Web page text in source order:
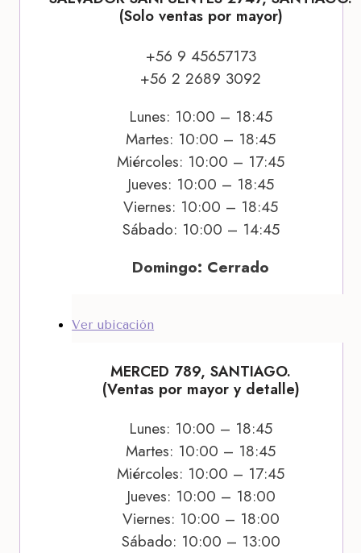
(Solo ventas por mayor)
+56 9 45657173
+56 2 2689 3092
Lunes: 10:00 – 18:45
Martes: 10:00 – 18:45
Miércoles: 10:00 – 17:45
Jueves: 10:00 – 18:45
Viernes: 10:00 – 18:45
Sábado: 10:00 – 14:45
Domingo: Cerrado
Ver ubicación
MERCED 789, SANTIAGO.
(Ventas por mayor y detalle)
Lunes: 10:00 – 18:45
Martes: 10:00 – 18:45
Miércoles: 10:00 – 17:45
Jueves: 10:00 – 18:00
Viernes: 10:00 – 18:00
Sábado: 10:00 – 13:00